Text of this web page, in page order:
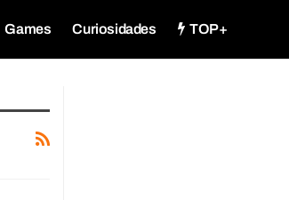
Games Curiosidades TOP+